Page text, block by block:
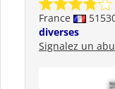
France
diverses
Signalez un